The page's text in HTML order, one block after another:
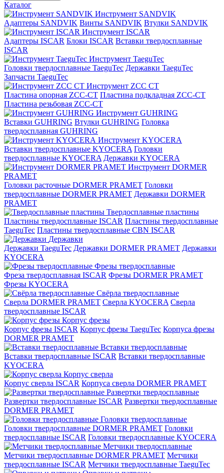
Каталог
Инструмент SANDVIK
Адаптеры SANDVIK Винты SANDVIK Втулки SANDVIK
Инструмент ISCAR
Адаптеры ISCAR Блоки ISCAR Вставки твердосплавные
ISCAR
Инструмент TaeguTec
Головки твердосплавные TaeguTec Державки TaeguTec
Запчасти TaeguTec
Инструмент ZCС CT
Пластина опорная ZCC-CT Пластина подкладная ZCC-CT
Пластина резьбовая ZCC-CT
Инструмент GUHRING
Вставки GUHRING Втулки GUHRING Головка
твердосплавная GUHRING
Инструмент KYOCERA
Вставки твердосплавные KYOCERA Головки
твердосплавные KYOCERA Державки KYOCERA
Инструмент DORMER
PRAMET
Головки расточные DORMER PRAMET Головки
твердосплавные DORMER PRAMET Державки DORMER
PRAMET
Твердосплавные пластины
Пластины твердосплавные ISCAR Пластины твердосплавные
TaeguTec Пластины твердосплавные CBN ISCAR
Державки
Державки TaeguTec Державки DORMER PRAMET Державки
KYOCERA
Фрезы твердосплавные
Фреза твердосплавная ISCAR Фрезы DORMER PRAMET
Фрезы KYOCERA
Свёрла твердосплавные
Сверла DORMER PRAMET Сверла KYOCERA Сверла
твердосплавные ISCAR
Корпус фрезы
Корпус фрезы ISCAR Корпус фрезы TaeguTec Корпуса фрезы
DORMER PRAMET
Вставки твердосплавные
Вставки твердосплавные ISCAR Вставки твердосплавные
KYOCERA
Корпус сверла
Корпус сверла ISCAR Корпуса сверла DORMER PRAMET
Развертки твердосплавные
Развертки твердосплавные ISCAR Развертки твердосплавные
DORMER PRAMET
Головки твердосплавные
Головки твердосплавные DORMER PRAMET Головки
твердосплавные ISCAR Головки твердосплавные KYOCERA
Метчики твердосплавные
Метчики твердосплавные DORMER PRAMET Метчики
твердосплавные ISCAR Метчики твердосплавные TaeguTec